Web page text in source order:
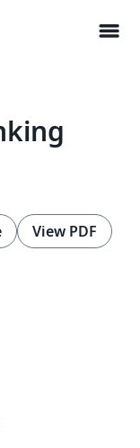
menu
View PDF